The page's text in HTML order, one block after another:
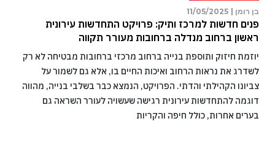
בן רומן |
11/05/2025
פנים חדשות למרכז ותיק: פרויקט התחדשות עירונית
ראשון ברחוב מנדלה ברחובות מעורר תקווה
יוזמת חיזוק ותוספת בנייה ברחוב מרכזי ברחובות מבטיחה לא רק
לשדרג את נראות הרחוב ואיכות החיים בו, אלא גם לשמור על
צביונו הקהילתי והדתי. הפרויקט, הנמצא כבר בשלבי בנייה, מהווה
דוגמה להתחדשות עירונית רגישה שעשויה לעורר השראה גם
בערים אחרות, כולל חיפה והקריות